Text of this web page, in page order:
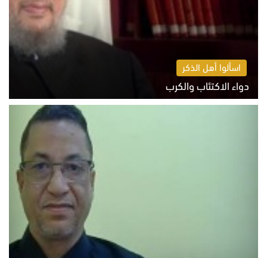
اسألوا أهل الذكر
دواء الاكتئاب والكرب
السبت 8 أغسطس 2026 10:54 ص